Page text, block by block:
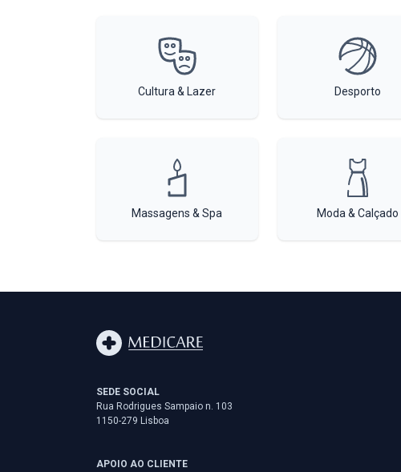
Cultura & Lazer Desporto
Massagens & Spa Moda & Calçado
SEDE SOCIAL
Rua Rodrigues Sampaio n. 103
1150-279 Lisboa
APOIO AO CLIENTE